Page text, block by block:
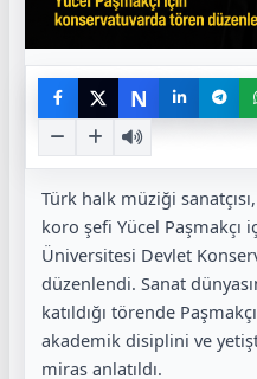
N
Türk halk müziği
koro şefi Yücel Paşmakçı
Üniversitesi Devlet
düzenlendi. Sanat
katıldığı törende
akademik disiplini ve
miras anlatıldı.